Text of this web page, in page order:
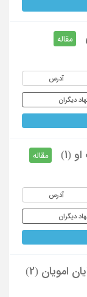
مقاله
آدرس
دیگران
(1)
مقاله
آدرس
دیگران
امویان (2)